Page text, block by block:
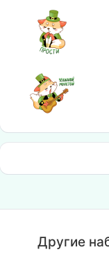
Другие